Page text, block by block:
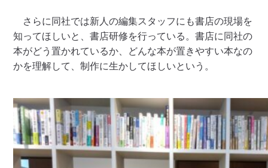
さらに同社では新人の編集スタッフにも書店の現場を
知ってほしいと、書店研修を行っている。書店に同社の
本がどう置かれているか、どんな本が置きやすい本なの
かを理解して、制作に生かしてほしいという。